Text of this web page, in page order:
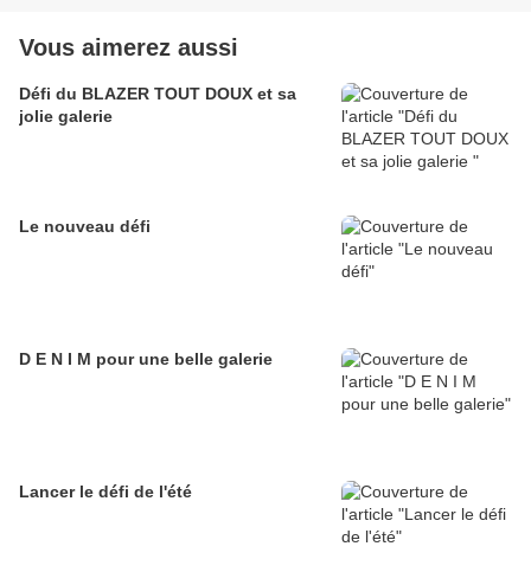
Vous aimerez aussi
Défi du BLAZER TOUT DOUX et sa
jolie galerie
Le nouveau défi
D E N I M pour une belle galerie
Lancer le défi de l'été